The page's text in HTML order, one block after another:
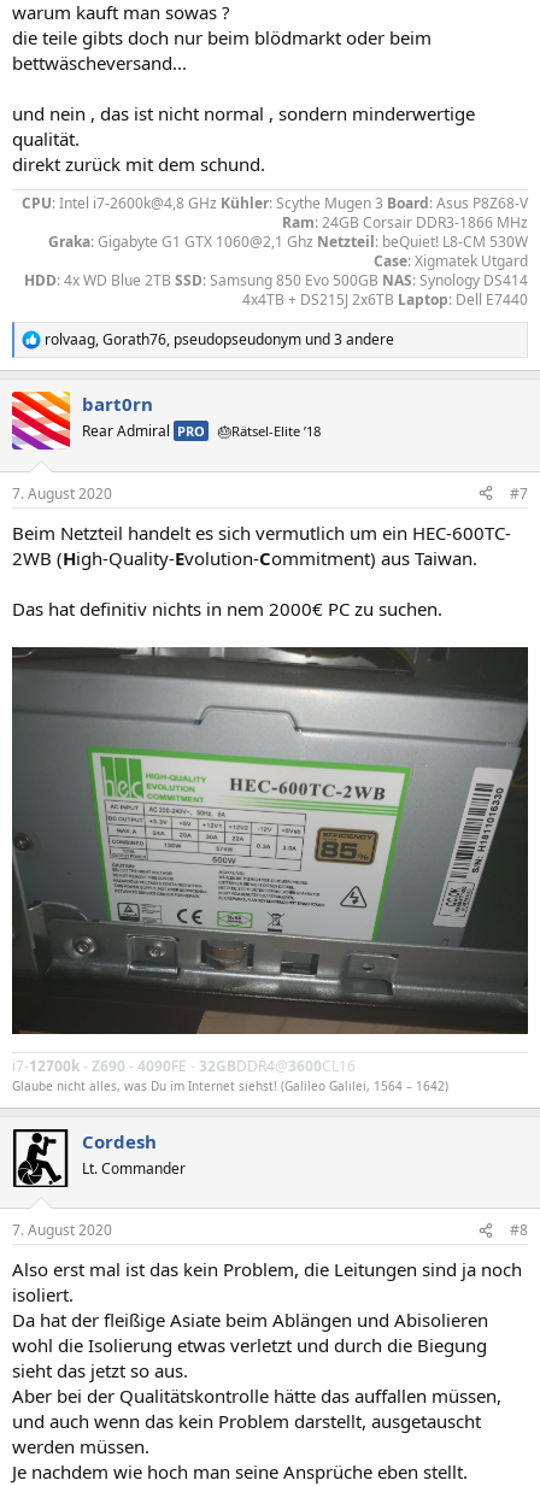
warum kauft man sowas ?
die teile gibts doch nur beim blödmarkt oder beim
bettwäscheversand...
und nein , das ist nicht normal , sondern minderwertige
qualität.
direkt zurück mit dem schund.
CPU: Intel i7-2600k@4,8 GHz Kühler: Scythe Mugen 3 Board: Asus P8Z68-V
Ram: 24GB Corsair DDR3-1866 MHz
Graka: Gigabyte G1 GTX 1060@2,1 Ghz Netzteil: beQuiet! L8-CM 530W
Case: Xigmatek Utgard
HDD: 4x WD Blue 2TB SSD: Samsung 850 Evo 500GB NAS: Synology DS414
4x4TB + DS215J 2x6TB Laptop: Dell E7440​
R
e
k
t
i
e
:
rolvaag,Gorath76, pseudopseudonym und 3 andere
bart0rn
Rear Admiral PRO 🎂Rätsel-Elite ’18
7. August 2020 #7
Beim Netzteil handelt es sich vermutlich um ein HEC-600TC-
2WB (High-Quality-Evolution-Commitment) aus Taiwan.
Das hat definitiv nichts in nem 2000€ PC zu suchen.
i7-12700k - Z690 - 4090FE - 32GBDDR4@3600CL16
Glaube nicht alles, was Du im Internet siehst! (Galileo Galilei, 1564 – 1642)
Cordesh
Lt. Commander
7. August 2020 #8
Also erst mal ist das kein Problem, die Leitungen sind ja noch
isoliert.
Da hat der fleißige Asiate beim Ablängen und Abisolieren
wohl die Isolierung etwas verletzt und durch die Biegung
sieht das jetzt so aus.
Aber bei der Qualitätskontrolle hätte das auffallen müssen,
und auch wenn das kein Problem darstellt, ausgetauscht
werden müssen.
Je nachdem wie hoch man seine Ansprüche eben stellt.